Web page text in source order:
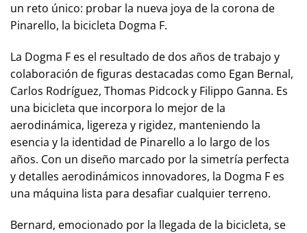
un reto único: probar la nueva joya de la corona de
Pinarello, la bicicleta Dogma F.
La Dogma F es el resultado de dos años de trabajo y
colaboración de figuras destacadas como Egan Bernal,
Carlos Rodríguez, Thomas Pidcock y Filippo Ganna. Es
una bicicleta que incorpora lo mejor de la
aerodinámica, ligereza y rigidez, manteniendo la
esencia y la identidad de Pinarello a lo largo de los
años. Con un diseño marcado por la simetría perfecta
y detalles aerodinámicos innovadores, la Dogma F es
una máquina lista para desafiar cualquier terreno.
Bernard, emocionado por la llegada de la bicicleta, se